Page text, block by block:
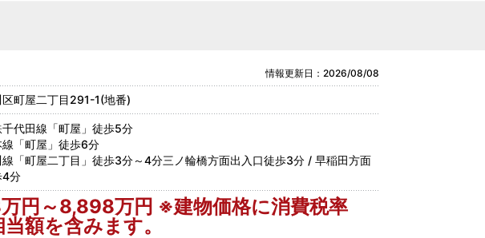
情報更新日：2026/08/08
町屋二丁目291-1(地番)
代田線「町屋」徒歩5分
「町屋」徒歩6分
「町屋二丁目」徒歩3分～4分三ノ輪橋方面出入口徒歩3分 / 早稲田方面
4分
円～8,898万円 ※建物価格に消費税率
額を含みます。